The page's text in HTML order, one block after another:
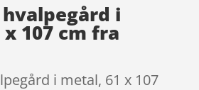
i
107 cm fra
i metal, 61 x 107